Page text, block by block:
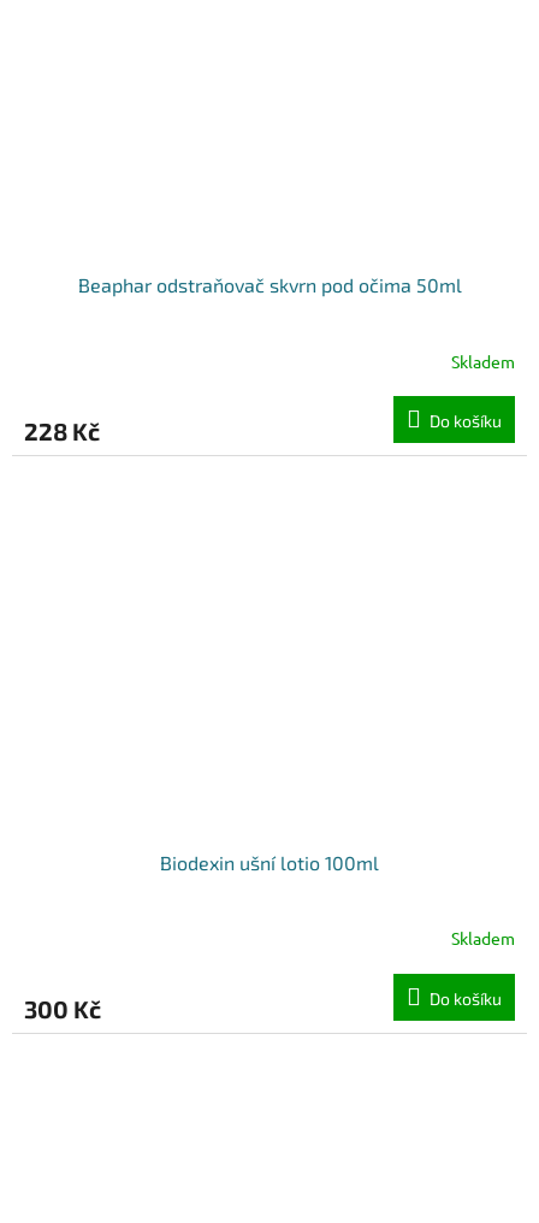
Beaphar odstraňovač skvrn pod očima 50ml
Skladem
228 Kč Do košíku
Biodexin ušní lotio 100ml
Skladem
300 Kč Do košíku